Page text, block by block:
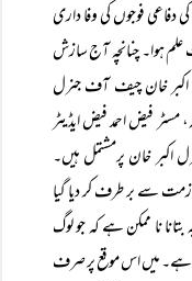
فوجوں کی وفا داری
ہوا۔ چنانچہ آج سازش
اکبر خان چیف آف جنرل
مسٹر فیض احمد فیض ایڈیٹر
اکبر خان پرمشتمل ہیں۔
سے بر طرف کر دیا گیا
نا ممکن ہے کہ جو لوگ
ہے۔ میں اس موقع پر صرف